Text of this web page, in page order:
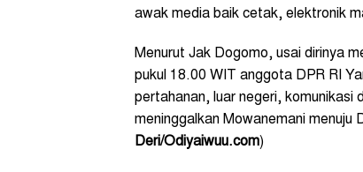
awak media baik cetak, elektronik
Menurut Jak Dogomo, usai dirinya
pukul 18.00 WIT anggota DPR RI
pertahanan, luar negeri, komunikasi
meninggalkan Mowanemani menuju
Deri/Odiyaiwuu.com)